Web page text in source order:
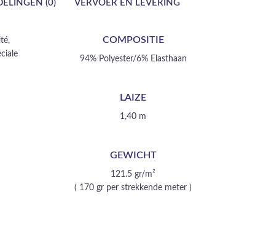
(0) VERVOER EN LEVERING
COMPOSITIE
94% Polyester/6% Elasthaan
LAIZE
1,40 m
GEWICHT
121.5 gr/m²
( 170 gr per strekkende meter )